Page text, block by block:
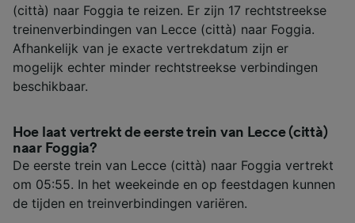
(città) naar Foggia te reizen. Er zijn 17 rechtstreekse
treinenverbindingen van Lecce (città) naar Foggia.
Afhankelijk van je exacte vertrekdatum zijn er
mogelijk echter minder rechtstreekse verbindingen
beschikbaar.
Hoe laat vertrekt de eerste trein van Lecce (città)
naar Foggia?
De eerste trein van Lecce (città) naar Foggia vertrekt
om 05:55. In het weekeinde en op feestdagen kunnen
de tijden en treinverbindingen variëren.